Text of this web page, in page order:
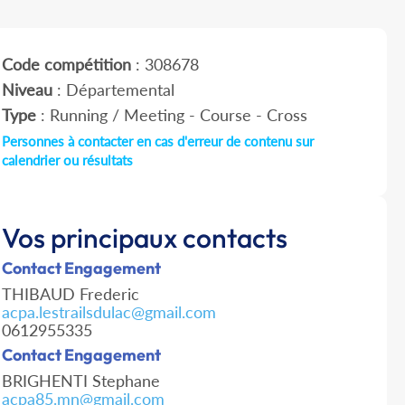
Code compétition: 308678
Niveau: Départemental
Type: Running / Meeting - Course - Cross
Personnes à contacter en cas d'erreur de contenu sur
calendrier ou résultats
Vos principaux contacts
Contact Engagement
THIBAUD Frederic
acpa.lestrailsdulac@gmail.com
0612955335
Contact Engagement
BRIGHENTI Stephane
acpa85.mn@gmail.com